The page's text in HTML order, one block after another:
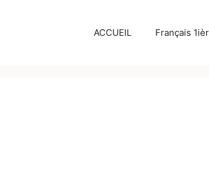
ACCUEIL Français